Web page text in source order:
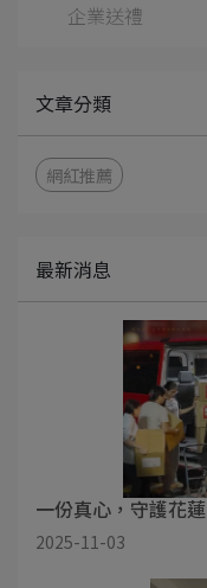
企業送禮
文章分類
網紅推薦
最新消息
一份真心，守護花蓮
2025-11-03